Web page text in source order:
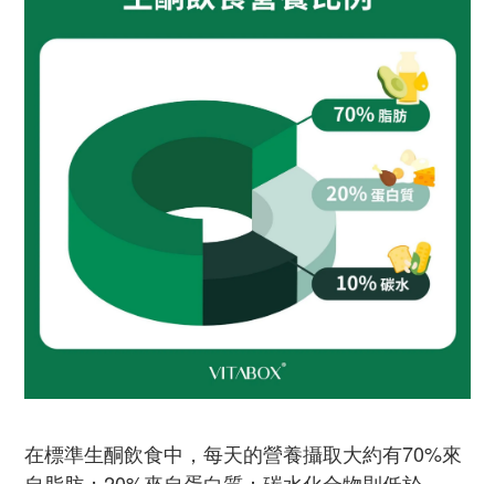
在標準生酮飲食中，每天的營養攝取大約有70%來